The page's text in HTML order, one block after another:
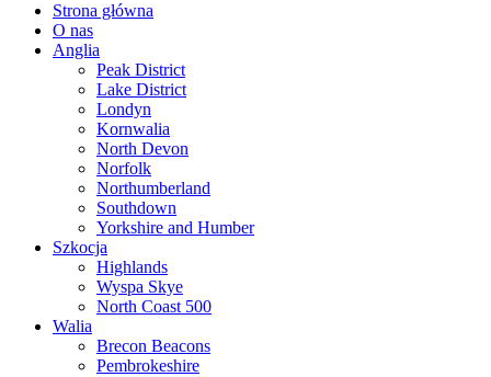
Strona główna
O nas
Anglia
Peak District
Lake District
Londyn
Kornwalia
North Devon
Norfolk
Northumberland
Southdown
Yorkshire and Humber
Szkocja
Highlands
Wyspa Skye
North Coast 500
Walia
Brecon Beacons
Pembrokeshire